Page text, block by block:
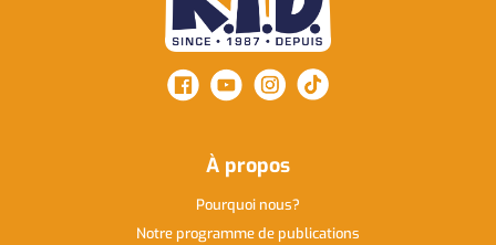
À propos
Pourquoi nous
Notre programme de publications